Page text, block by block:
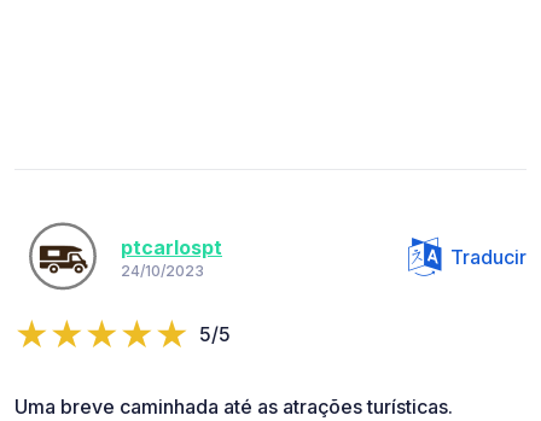
ptcarlospt
24/10/2023
Traducir
5/5
Uma breve caminhada até as atrações turísticas.